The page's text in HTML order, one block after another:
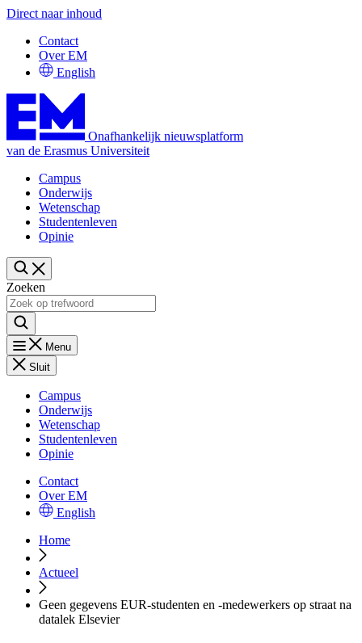
Direct naar inhoud
Contact
Over EM
English
Onafhankelijk nieuwsplatform
van de Erasmus Universiteit
Campus
Onderwijs
Wetenschap
Studentenleven
Opinie
Zoeken
Menu
Sluit
Campus
Onderwijs
Wetenschap
Studentenleven
Opinie
Contact
Over EM
English
Home
Actueel
Geen gegevens EUR-studenten en -medewerkers op straat na
datalek Elsevier